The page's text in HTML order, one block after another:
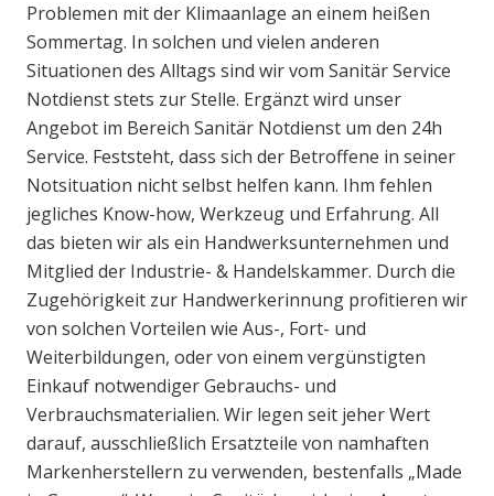
Problemen mit der Klimaanlage an einem heißen
Sommertag. In solchen und vielen anderen
Situationen des Alltags sind wir vom Sanitär Service
Notdienst stets zur Stelle. Ergänzt wird unser
Angebot im Bereich Sanitär Notdienst um den 24h
Service. Feststeht, dass sich der Betroffene in seiner
Notsituation nicht selbst helfen kann. Ihm fehlen
jegliches Know-how, Werkzeug und Erfahrung. All
das bieten wir als ein Handwerksunternehmen und
Mitglied der Industrie- & Handelskammer. Durch die
Zugehörigkeit zur Handwerkerinnung profitieren wir
von solchen Vorteilen wie Aus-, Fort- und
Weiterbildungen, oder von einem vergünstigten
Einkauf notwendiger Gebrauchs- und
Verbrauchsmaterialien. Wir legen seit jeher Wert
darauf, ausschließlich Ersatzteile von namhaften
Markenherstellern zu verwenden, bestenfalls „Made